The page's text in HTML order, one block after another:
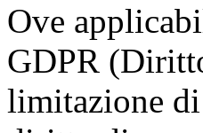
Ove
GDPR
limitazione